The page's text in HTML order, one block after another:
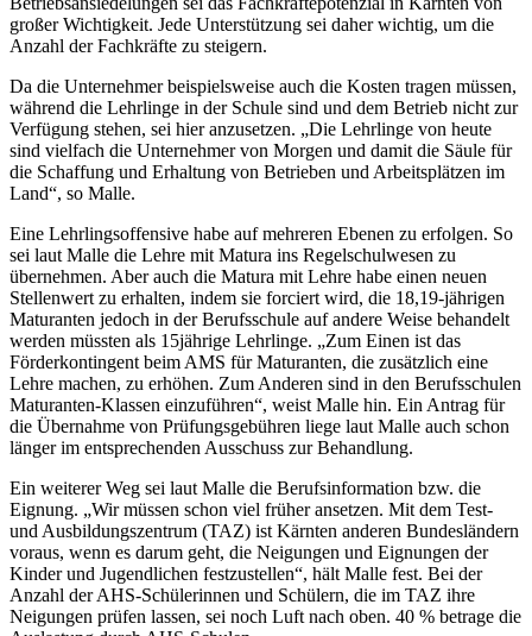
großer Wichtigkeit. Jede Unterstützung sei daher wichtig, um die
Anzahl der Fachkräfte zu steigern.
Da die Unternehmer beispielsweise auch die Kosten tragen müssen,
während die Lehrlinge in der Schule sind und dem Betrieb nicht zur
Verfügung stehen, sei hier anzusetzen. „Die Lehrlinge von heute
sind vielfach die Unternehmer von Morgen und damit die Säule für
die Schaffung und Erhaltung von Betrieben und Arbeitsplätzen im
Land“, so Malle.
Eine Lehrlingsoffensive habe auf mehreren Ebenen zu erfolgen. So
sei laut Malle die Lehre mit Matura ins Regelschulwesen zu
übernehmen. Aber auch die Matura mit Lehre habe einen neuen
Stellenwert zu erhalten, indem sie forciert wird, die 18,19-jährigen
Maturanten jedoch in der Berufsschule auf andere Weise behandelt
werden müssten als 15jährige Lehrlinge. „Zum Einen ist das
Förderkontingent beim AMS für Maturanten, die zusätzlich eine
Lehre machen, zu erhöhen. Zum Anderen sind in den Berufsschulen
Maturanten-Klassen einzuführen“, weist Malle hin. Ein Antrag für
die Übernahme von Prüfungsgebühren liege laut Malle auch schon
länger im entsprechenden Ausschuss zur Behandlung.
Ein weiterer Weg sei laut Malle die Berufsinformation bzw. die
Eignung. „Wir müssen schon viel früher ansetzen. Mit dem Test-
und Ausbildungszentrum (TAZ) ist Kärnten anderen Bundesländern
voraus, wenn es darum geht, die Neigungen und Eignungen der
Kinder und Jugendlichen festzustellen“, hält Malle fest. Bei der
Anzahl der AHS-Schülerinnen und Schülern, die im TAZ ihre
Neigungen prüfen lassen, sei noch Luft nach oben. 40 % betrage die